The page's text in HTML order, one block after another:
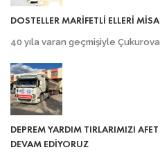
DOSTELLER MARİFETLİ ELLERİ
40 yıla varan geçmişiyle
DEPREM YARDIM TIRLARIMIZI
DEVAM EDİYORUZ